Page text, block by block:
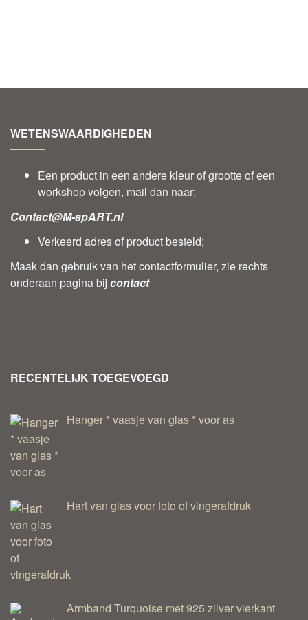
WETENSWAARDIGHEDEN
Een product in een andere kleur of grootte of een
workshop volgen, mail dan naar;
Contact@M-apART.nl
Verkeerd adres of product besteld;
Maak dan gebruik van het contactformulier, zie rechts
onderaan pagina bij contact
RECENTELIJK TOEGEVOEGD
Hanger * vaasje van glas * voor as
Hart van glas voor foto of vingerafdruk
Armband Turquoise met 925 zilver vierkant